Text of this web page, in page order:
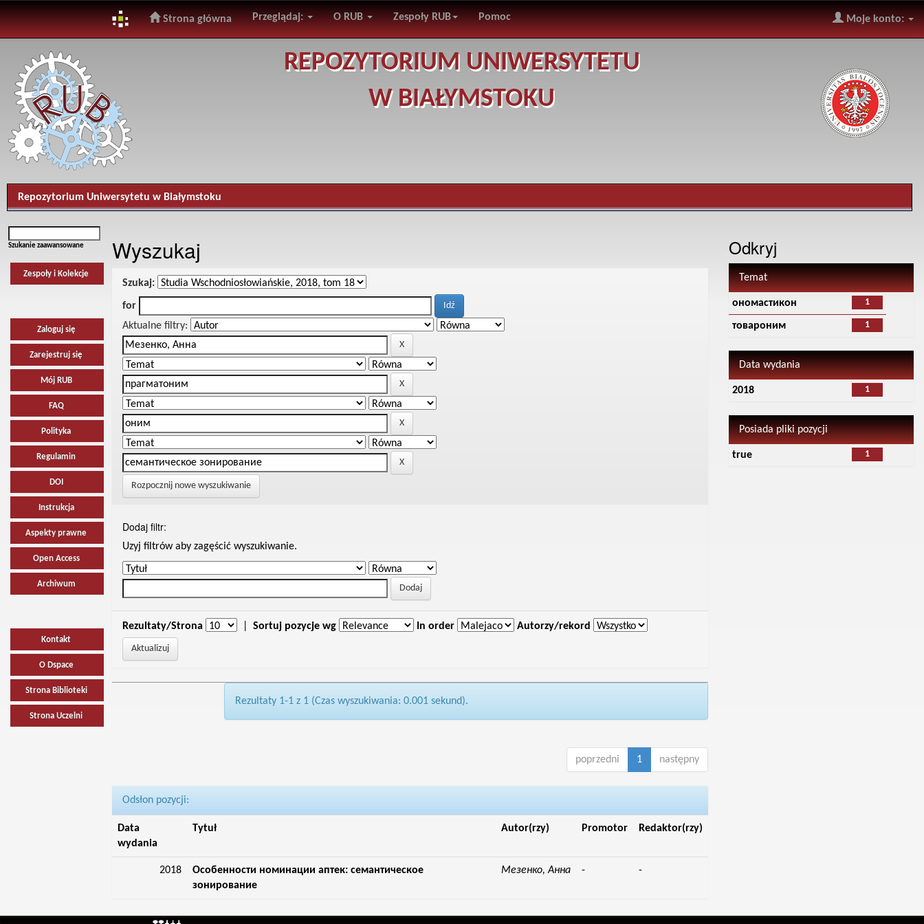
navigation
Strona główna Przeglądaj: O RUB Zespoły RUB Pomoc Moje konto:
REPOZYTORIUM UNIWERSYTETU
W BIAŁYMSTOKU
Repozytorium Uniwersytetu w Białymstoku
Szukanie zaawansowane
Zespoły i Kolekcje
Zaloguj się
Zarejestruj się
Mój RUB
FAQ
Polityka
Regulamin
DOI
Instrukcja
Aspekty prawne
Open Access
Archiwum
Kontakt
O Dspace
Strona Biblioteki
Strona Uczelni
Wyszukaj
Szukaj:
for
Aktualne filtry:
Rozpocznij nowe wyszukiwanie
Dodaj filtr:
Uzyj filtrów aby zagęścić wyszukiwanie.
Rezultaty/Strona Sortuj pozycje wg In order Autorzy/rekord
Rezultaty 1-1 z 1 (Czas wyszukiwania: 0.001 sekund).
poprzedni 1 następny
Odsłon pozycji:
Data
wydania
Tytuł Autor(rzy) Promotor Redaktor(rzy)
2018
Особенности номинации аптек: семантическое
зонирование
Мезенко, Анна - -
Odkryj
Temat
1
ономастикон
1
товароним
Data wydania
1
2018
Posiada pliki pozycji
1
true